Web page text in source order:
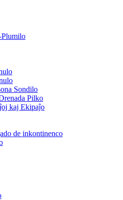
Sondilo
Pilko
kaj Ekipaĵo
de inkontinenco